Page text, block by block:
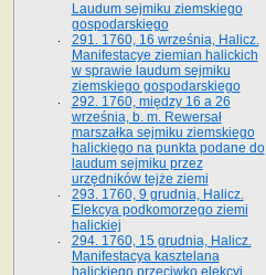
Laudum sejmiku ziemskiego
gospodarskiego
291. 1760, 16 września, Halicz.
Manifestacye ziemian halickich
w sprawie laudum sejmiku
ziemskiego gospodarskiego
292. 1760, między 16 a 26
września, b. m. Rewersał
marszałka sejmiku ziemskiego
halickiego na punkta podane do
laudum sejmiku przez
urzędników tejże ziemi
293. 1760, 9 grudnia, Halicz.
Elekcya podkomorzego ziemi
halickiej
294. 1760, 15 grudnia, Halicz.
Manifestacya kasztelana
halickiego przeciwko elekcyi